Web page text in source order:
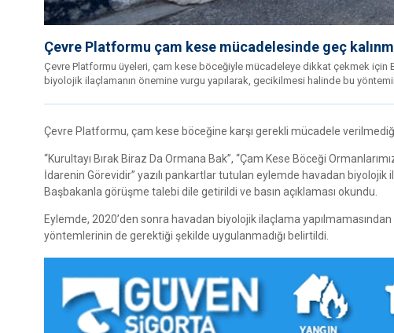
Çevre Platformu çam kese mücadelesinde geç
Çevre Platformu üyeleri, çam kese böceğiyle mücadeleye dikkat çekmek için
biyolojik ilaçlamanın önemine vurgu yapılarak, gecikilmesi halinde bu
Çevre Platformu, çam kese böceğine karşı gerekli mücadele
“Kurultayı Bırak Biraz Da Ormana Bak”, “Çam Kese Böceği
İdarenin Görevidir” yazılı pankartlar tutulan eylemde havadan
Başbakanla görüşme talebi dile getirildi ve basın açıklaması okundu.
Eylemde, 2020’den sonra havadan biyolojik ilaçlama
yöntemlerinin de gerektiği şekilde uygulanmadığı belirtildi.